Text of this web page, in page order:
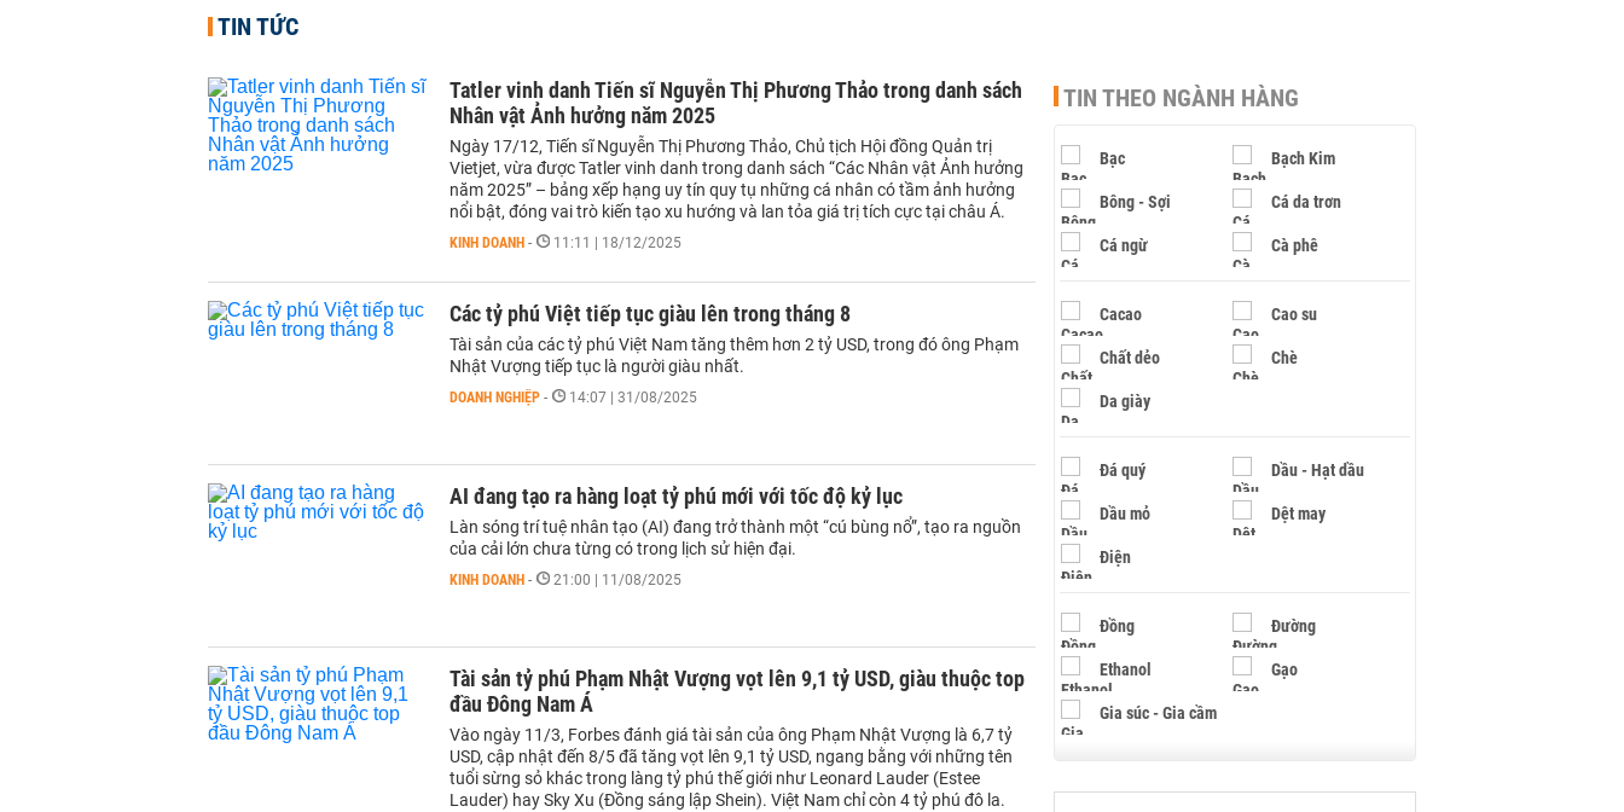
TIN TỨC
Tatler vinh danh Tiến sĩ Nguyễn Thị Phương Thảo ‎trong danh sách
Nhân vật Ảnh hưởng năm 2025
Ngày 17/12, Tiến sĩ Nguyễn Thị Phương Thảo, Chủ tịch Hội đồng Quản trị
Vietjet, vừa được Tatler vinh danh trong danh sách “Các Nhân vật Ảnh hưởng
năm 2025” – bảng xếp hạng uy tín quy tụ những cá nhân có tầm ảnh hưởng
nổi bật, đóng vai trò kiến tạo xu hướng và lan tỏa giá trị tích cực tại châu Á.
KINH DOANH - 11:11 | 18/12/2025
Các tỷ phú Việt tiếp tục giàu lên trong tháng 8
Tài sản của các tỷ phú Việt Nam tăng thêm hơn 2 tỷ USD, trong đó ông Phạm
Nhật Vượng tiếp tục là người giàu nhất.
DOANH NGHIỆP - 14:07 | 31/08/2025
AI đang tạo ra hàng loạt tỷ phú mới với tốc độ kỷ lục
Làn sóng trí tuệ nhân tạo (AI) đang trở thành một “cú bùng nổ”, tạo ra nguồn
của cải lớn chưa từng có trong lịch sử hiện đại.
KINH DOANH - 21:00 | 11/08/2025
Tài sản tỷ phú Phạm Nhật Vượng vọt lên 9,1 tỷ USD, giàu thuộc top
đầu Đông Nam Á
Vào ngày 11/3, Forbes đánh giá tài sản của ông Phạm Nhật Vượng là 6,7 tỷ
USD, cập nhật đến 8/5 đã tăng vọt lên 9,1 tỷ USD, ngang bằng với những tên
tuổi sừng sỏ khác trong làng tỷ phú thế giới như Leonard Lauder (Estee
Lauder) hay Sky Xu (Đồng sáng lập Shein). Việt Nam chỉ còn 4 tỷ phú đô la.
TIN THEO NGÀNH HÀNG
Bạc Bạch Kim
Bông - Sợi Cá da trơn
Cá ngừ Cà phê
Cacao Cao su
Chất dẻo Chè
Da giày
Đá quý Dầu - Hạt dầu
Dầu mỏ Dệt may
Điện
Đồng Đường
Ethanol Gạo
Gia súc - Gia cầm